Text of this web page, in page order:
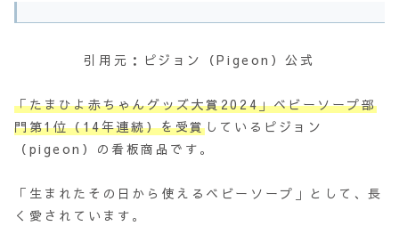
引用元：ピジョン（Pigeon）公式
「たまひよ赤ちゃんグッズ大賞2024」ベビーソープ部
門第1位（14年連続）を受賞しているピジョン
（pigeon）の看板商品です。
「生まれたその日から使えるベビーソープ」として、長
く愛されています。